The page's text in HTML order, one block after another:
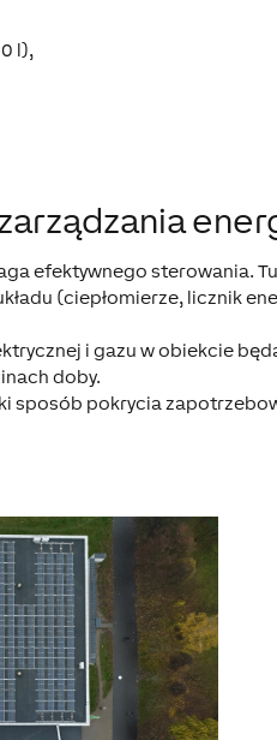
l),
efektywnego sterowania.
(ciepłomierze, licznik
i gazu w obiekcie
doby.
sposób pokrycia